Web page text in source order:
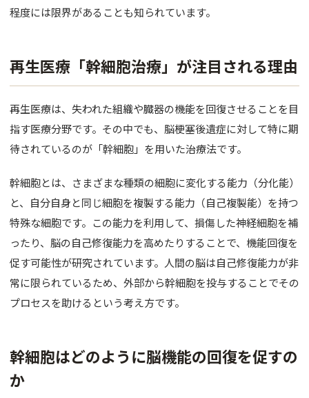
美容点滴
AGA・
痩身処方
Eve V 肌
ドクター
サプリ
程度には限界があることも知られています。
再生医療「幹細胞治療」が注目される理由
再生医療は、失われた組織や臓器の機能を回復させることを目
指す医療分野です。その中でも、脳梗塞後遺症に対して特に期
待されているのが「幹細胞」を用いた治療法です。
幹細胞とは、さまざまな種類の細胞に変化する能力（分化能）
と、自分自身と同じ細胞を複製する能力（自己複製能）を持つ
特殊な細胞です。この能力を利用して、損傷した神経細胞を補
ったり、脳の自己修復能力を高めたりすることで、機能回復を
促す可能性が研究されています。人間の脳は自己修復能力が非
常に限られているため、外部から幹細胞を投与することでその
プロセスを助けるという考え方です。
幹細胞はどのように脳機能の回復を促すの
か